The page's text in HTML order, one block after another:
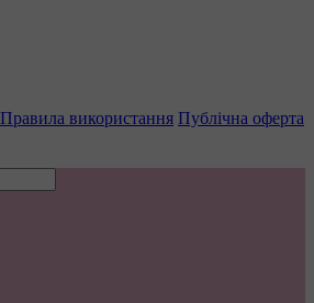
Правила використання Публічна оферта